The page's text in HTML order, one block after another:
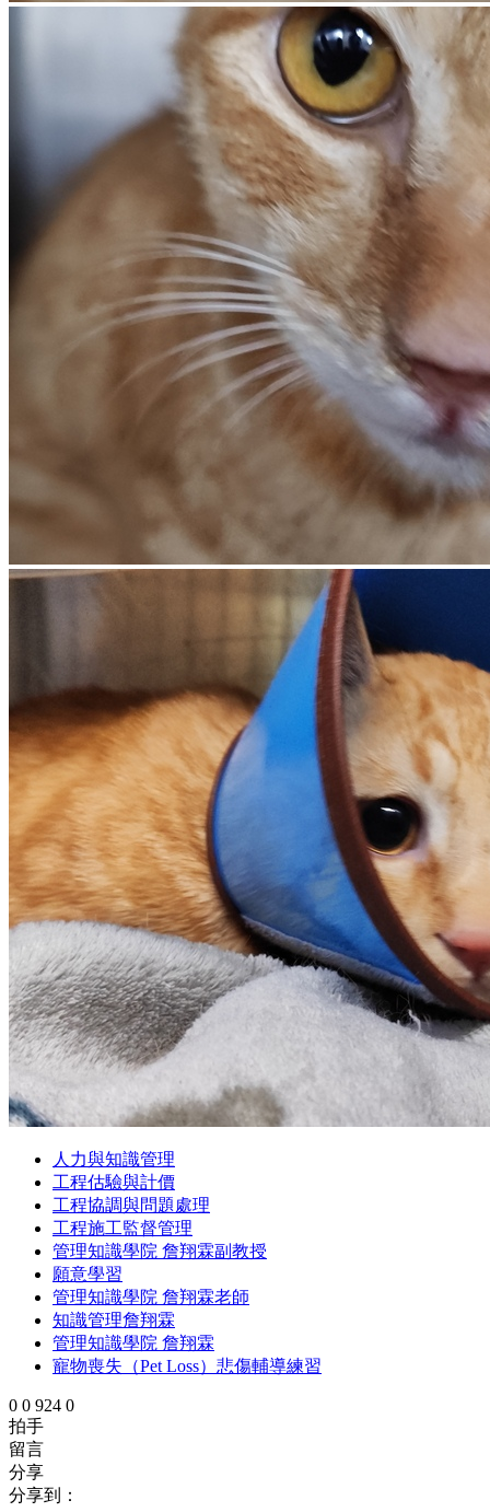
人力與知識管理
工程估驗與計價
工程協調與問題處理
工程施工監督管理
管理知識學院 詹翔霖副教授
願意學習
管理知識學院 詹翔霖老師
知識管理詹翔霖
管理知識學院 詹翔霖
寵物喪失（Pet Loss）悲傷輔導練習
0 0 924 0
拍手
留言
分享
分享到：